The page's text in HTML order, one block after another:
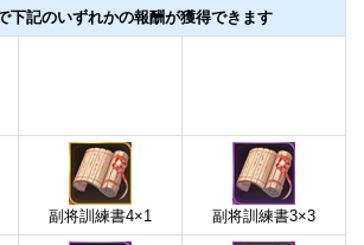
下記のいずれかの報酬が獲得できます
副将訓練書4×1 副将訓練書3×3